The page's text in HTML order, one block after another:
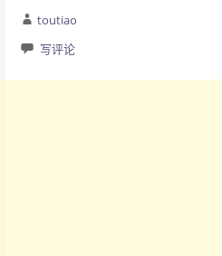
toutiao
写评论